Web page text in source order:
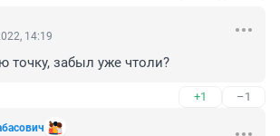
14:19
точку, забыл уже чтоли?
+1 –1